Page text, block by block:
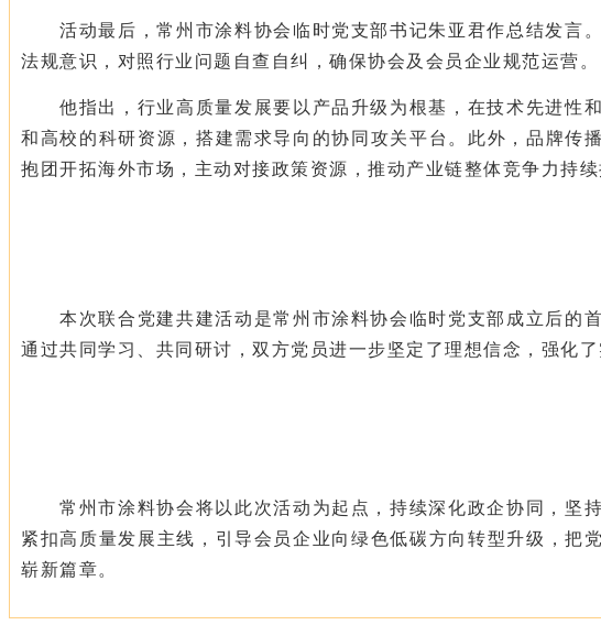
活动最后，常州市涂料协会临时党支部书记朱亚君作总结发言
法规意识，对照行业问题自查自纠，确保协会及会员企业规范运营。
他指出，行业高质量发展要以产品升级为根基，在技术先进性
和高校的科研资源，搭建需求导向的协同攻关平台。此外，品牌传
抱团开拓海外市场，主动对接政策资源，推动产业链整体竞争力持续
本次联合党建共建活动是常州市涂料协会临时党支部成立后的
通过共同学习、共同研讨，双方党员进一步坚定了理想信念，强化了
常州市涂料协会将以此次活动为起点，持续深化政企协同，坚
紧扣高质量发展主线，引导会员企业向绿色低碳方向转型升级，把
崭新篇章。